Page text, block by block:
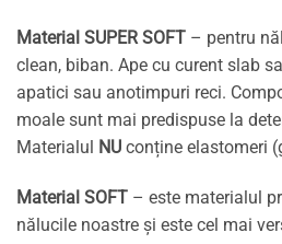
Material SUPER SOFT – pentru
clean, biban. Ape cu curent slab
apatici sau anotimpuri reci.
moale sunt mai predispuse la
Materialul
NU conține elastomeri
Material SOFT – este materialul
nălucile noastre și este cel mai